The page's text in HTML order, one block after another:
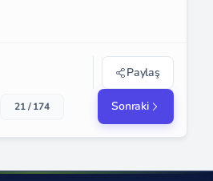
Paylaş
21 / 174 Sonraki